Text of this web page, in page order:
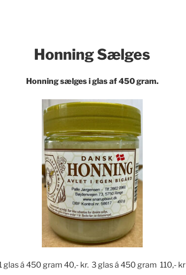
Honning Sælges
Honning sælges i glas af 450 gram.
glas á 450 gram 40,- kr. 3 glas á 450 gram 110,- kr